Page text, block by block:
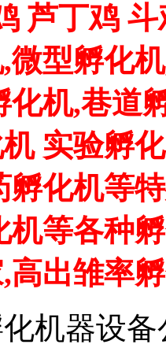
芦丁鸡
微型孵化
化机,巷道
实验孵
孵化机等
机等各种
高出雏率
机器设